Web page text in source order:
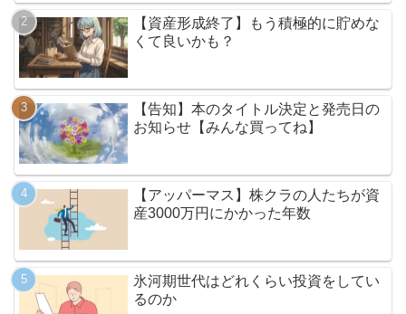
【資産形成終了】もう積極的に貯めな
くて良いかも？
【告知】本のタイトル決定と発売日の
お知らせ【みんな買ってね】
【アッパーマス】株クラの人たちが資
産3000万円にかかった年数
氷河期世代はどれくらい投資をしてい
るのか